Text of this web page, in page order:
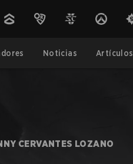
Noticias Artículos
CERVANTES LOZANO